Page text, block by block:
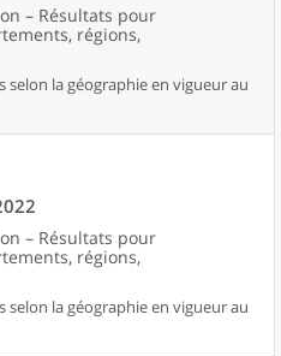
– Résultats pour
régions,
selon la géographie en vigueur au
– Résultats pour
régions,
selon la géographie en vigueur au